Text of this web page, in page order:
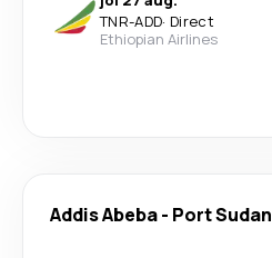
TNR-ADD· Direct
Ethiopian Airlines
Addis Abeba- Port Sudan